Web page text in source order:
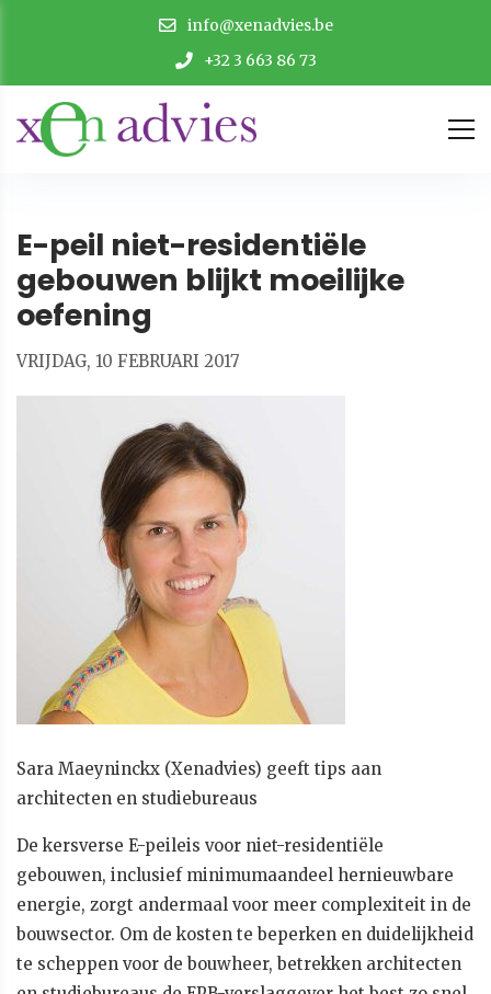
info@xenadvies.be
+32 3 663 86 73
E-peil niet-residentiële
gebouwen blijkt moeilijke
oefening
VRIJDAG, 10 FEBRUARI 2017
Sara Maeyninckx (Xenadvies) geeft tips aan
architecten en studiebureaus
De kersverse E-peileis voor niet-residentiële
gebouwen, inclusief minimumaandeel hernieuwbare
energie, zorgt andermaal voor meer complexiteit in de
bouwsector. Om de kosten te beperken en duidelijkheid
te scheppen voor de bouwheer, betrekken architecten